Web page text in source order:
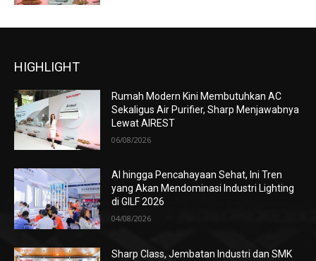
HIGHLIGHT
Rumah Modern Kini Membutuhkan AC
Sekaligus Air Purifier, Sharp Menjawabnya
Lewat AIREST
06/08/2026
AI hingga Pencahayaan Sehat, Ini Tren
yang Akan Mendominasi Industri Lighting
di GILF 2026
04/08/2026
Sharp Class, Jembatan Industri dan SMK